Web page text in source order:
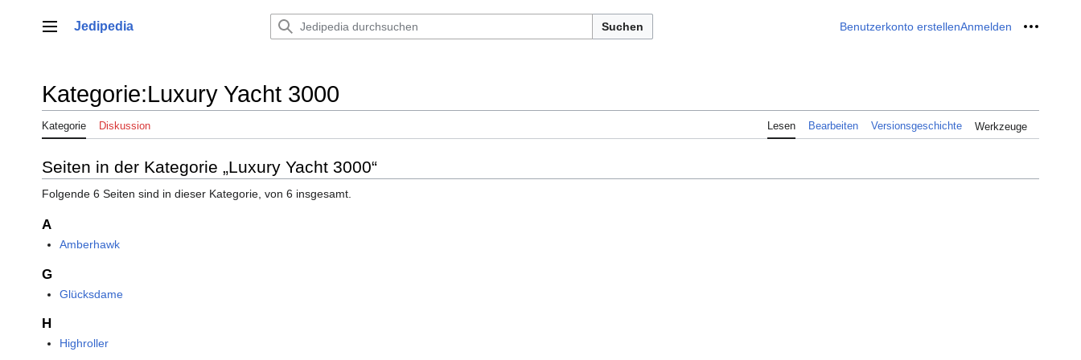
springenHauptmenü
Jedipedia Suchen Benutzerkonto erstellenAnmelden Meine
Kategorie:Luxury Yacht 3000
Kategorie Diskussion Lesen Bearbeiten Versionsgeschichte Werkzeuge
Seiten in der Kategorie „Luxury Yacht 3000“
Folgende 6 Seiten sind in dieser Kategorie, von 6 insgesamt.
A
Amberhawk
G
Glücksdame
H
Highroller